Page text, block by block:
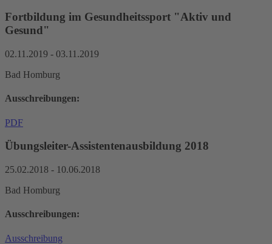
Fortbildung im Gesundheitssport "Aktiv und
Gesund"
02.11.2019 - 03.11.2019
Bad Homburg
Ausschreibungen:
PDF
Übungsleiter-Assistentenausbildung 2018
25.02.2018 - 10.06.2018
Bad Homburg
Ausschreibungen:
Ausschreibung